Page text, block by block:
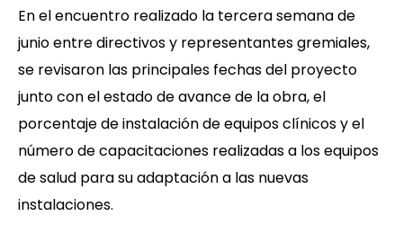
En el encuentro realizado la tercera semana de
junio entre directivos y representantes gremiales,
se revisaron las principales fechas del proyecto
junto con el estado de avance de la obra, el
porcentaje de instalación de equipos clínicos y el
número de capacitaciones realizadas a los equipos
de salud para su adaptación a las nuevas
instalaciones.